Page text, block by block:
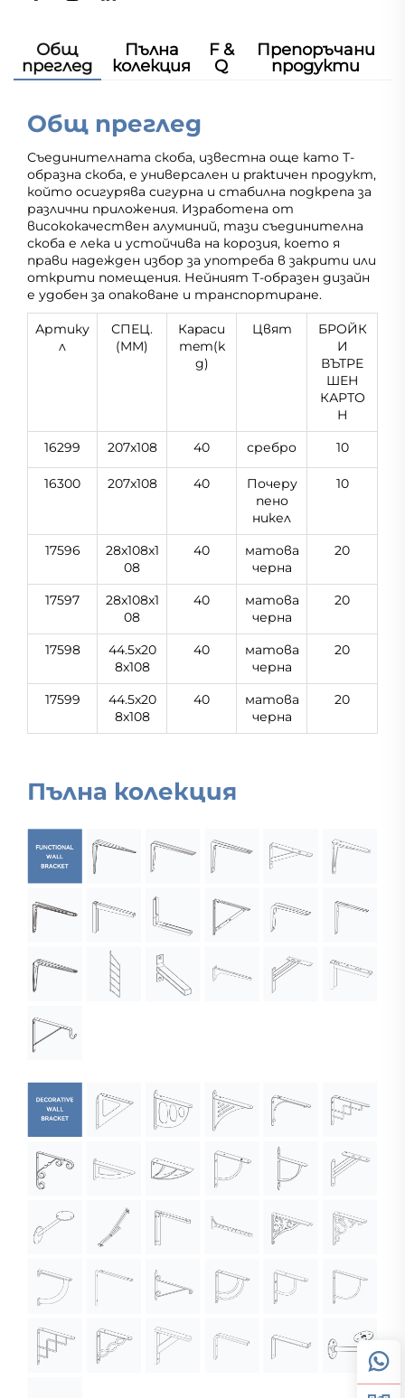
Общ
преглед
Пълна
колекция
F &
Q
Препоръчани
продукти
Общ преглед
Съединителната скоба, известна още като Т-
образна скоба, е универсален и praktичен продукт,
който осигурява сигурна и стабилна подкрепа за
различни приложения. Изработена от
висококачествен алуминий, тази съединителна
скоба е лека и устойчива на корозия, което я
прави надежден избор за употреба в закрити или
открити помещения. Нейният Т-образен дизайн
е удобен за опаковане и транспортиране.
Артику
л
СПЕЦ.
(MM)
Кapacи
тeт(k
g)
Цвят
БРОЙК
И
ВЪТРЕ
ШЕН
КАРТО
Н
16299
207x108 40 сребро 10
16300 207x108 40
Почеру
пено
никел
10
17596
28x108x1
08
40
матова
черна
20
17597
28x108x1
08
40
матова
черна
20
17598
44.5x20
8x108
40
матова
черна
20
17599
44.5x20
8x108
40
матова
черна
20
Пълна колекция